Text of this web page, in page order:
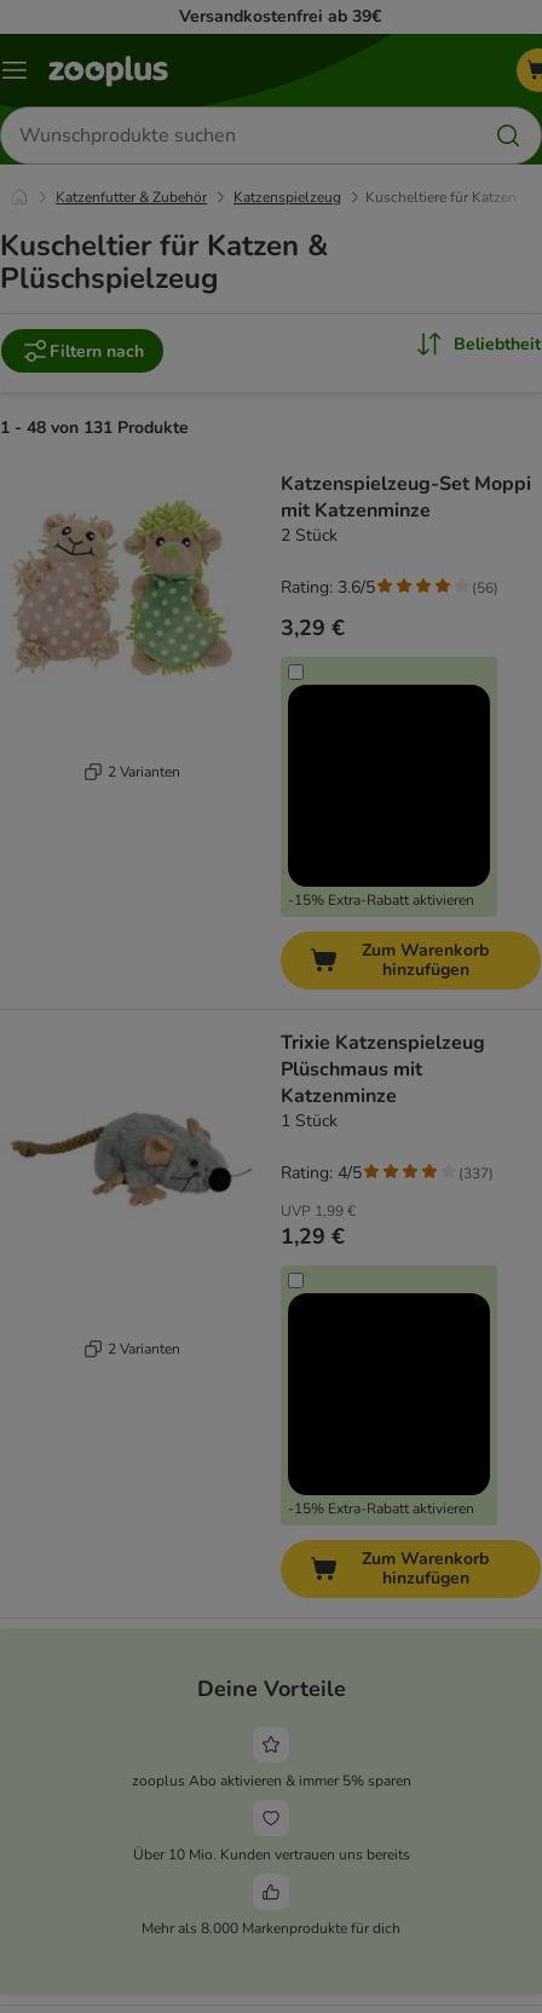
Versandkostenfrei ab 39€
Menü
Produkte
suchen
Katzenfutter & Zubehör Katzenspielzeug Kuscheltiere für Katzen
Kuscheltier für Katzen &
Plüschspielzeug
Filtern nach Beliebtheit
1 - 48 von 131 Produkte
2 Varianten
Katzenspielzeug-Set Moppi
mit Katzenminze
2 Stück
3,29 €
-15% Extra-Rabatt aktivieren
Rating: 3.6/5 (56)
Zum Warenkorb
hinzufügen
2 Varianten
Trixie Katzenspielzeug
Plüschmaus mit
Katzenminze
1 Stück
UVP 1,99 €
1,29 €
-15% Extra-Rabatt aktivieren
Rating: 4/5 (337)
Zum Warenkorb
hinzufügen
Deine Vorteile
zooplus Abo aktivieren & immer 5% sparen
Über 10 Mio. Kunden vertrauen uns bereits
Mehr als 8.000 Markenprodukte für dich